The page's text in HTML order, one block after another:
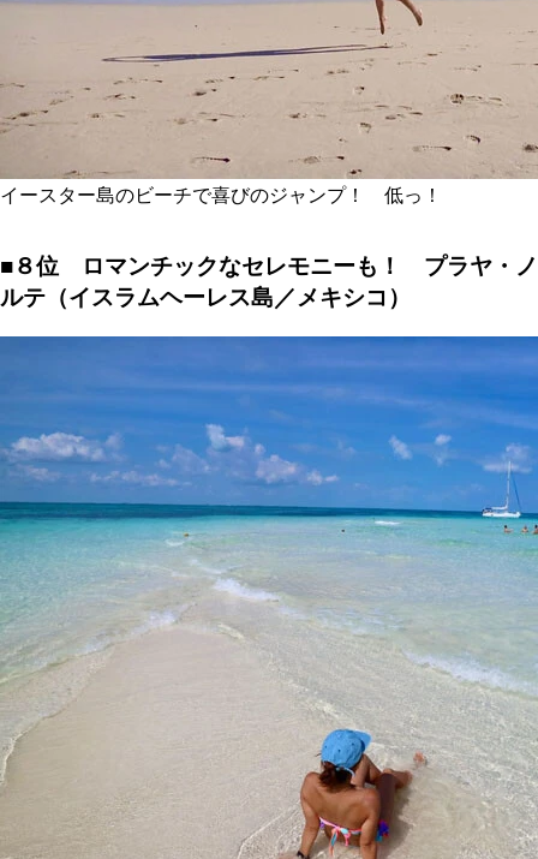
イースター島のビーチで喜びのジャンプ！ 低っ！
■８位 ロマンチックなセレモニーも！ プラヤ・ノ
ルテ（イスラムヘーレス島／メキシコ）